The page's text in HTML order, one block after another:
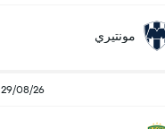
مونتيري
29/08/26